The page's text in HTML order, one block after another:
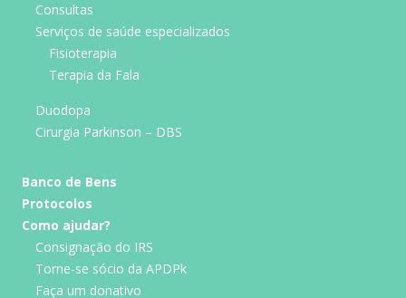
Consultas
Serviços de saúde especializados
Fisioterapia
Terapia da Fala
Duodopa
Cirurgia Parkinson – DBS
Banco de Bens
Protocolos
Como ajudar?
Consignação do IRS
Torne-se sócio da APDPk
Faça um donativo